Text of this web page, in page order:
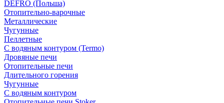
DEFRO (Польша)
Отопительно-варочные
Металлические
Чугунные
Пеллетные
С водяным контуром (Termo)
Дровяные печи
Отопительные печи
Длительного горения
Чугунные
C водяным контуром